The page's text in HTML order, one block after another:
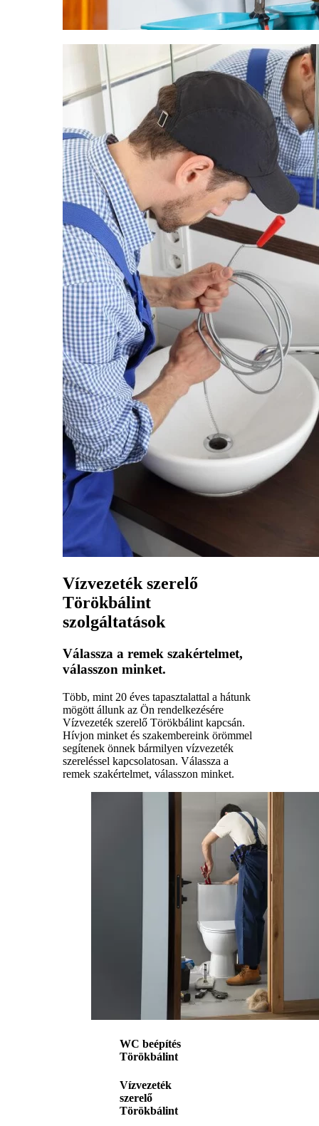
Vízvezeték szerelő
Törökbálint
szolgáltatások
Válassza a remek szakértelmet,
válasszon minket.
Több, mint 20 éves tapasztalattal a hátunk
mögött állunk az Ön rendelkezésére
Vízvezeték szerelő Törökbálint kapcsán.
Hívjon minket és szakembereink örömmel
segítenek önnek bármilyen vízvezeték
szereléssel kapcsolatosan. Válassza a
remek szakértelmet, válasszon minket.
WC beépítés
Törökbálint
Vízvezeték
szerelő
Törökbálint